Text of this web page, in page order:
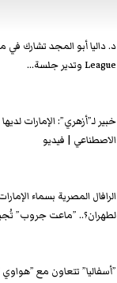
League وتدير جلسة...
خبير لـ”أزهري”: الإمارات
الاصطناعي | فيديو
الرافال المصرية بسماء
لطهران؟.. ”ماعت جروب”
”أسفاليا” تتعاون مع